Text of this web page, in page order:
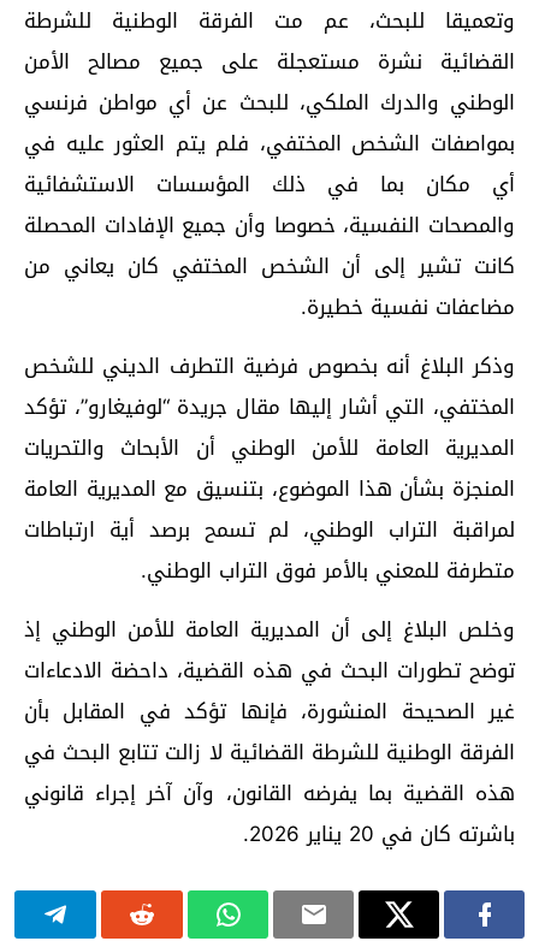
وتعميقا للبحث، عم مت الفرقة الوطنية للشرطة
القضائية نشرة مستعجلة على جميع مصالح الأمن
الوطني والدرك الملكي، للبحث عن أي مواطن فرنسي
بمواصفات الشخص المختفي، فلم يتم العثور عليه في
أي مكان بما في ذلك المؤسسات الاستشفائية
والمصحات النفسية، خصوصا وأن جميع الإفادات المحصلة
كانت تشير إلى أن الشخص المختفي كان يعاني من
مضاعفات نفسية خطيرة.
وذكر البلاغ أنه بخصوص فرضية التطرف الديني للشخص
المختفي، التي أشار إليها مقال جريدة “لوفيغارو”، تؤكد
المديرية العامة للأمن الوطني أن الأبحاث والتحريات
المنجزة بشأن هذا الموضوع، بتنسيق مع المديرية العامة
لمراقبة التراب الوطني، لم تسمح برصد أية ارتباطات
متطرفة للمعني بالأمر فوق التراب الوطني.
وخلص البلاغ إلى أن المديرية العامة للأمن الوطني إذ
توضح تطورات البحث في هذه القضية، داحضة الادعاءات
غير الصحيحة المنشورة، فإنها تؤكد في المقابل بأن
الفرقة الوطنية للشرطة القضائية لا زالت تتابع البحث في
هذه القضية بما يفرضه القانون، وآن آخر إجراء قانوني
باشرته كان في 20 يناير 2026.